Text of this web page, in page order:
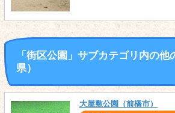
「街区公園」サブカテゴリ内の
県）
大屋敷公園（前橋市）